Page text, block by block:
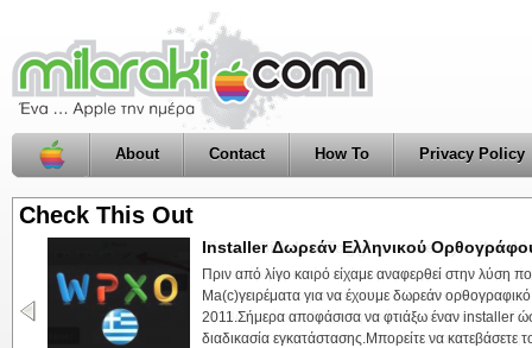
About Contact How To Privacy Policy
Check This Out
Finder Sidebar Toggle, made by
Ένα ακόμη αρκετά απλό app φτιαγμένο με τα
automator) που μπορεί να σας βολέψει
την βάζετε όπως δείχνει η εικόνα πιο πάνω στον
κάνετε κλικ στην εφαρμογή θα γίνεται απόκρυψη ή